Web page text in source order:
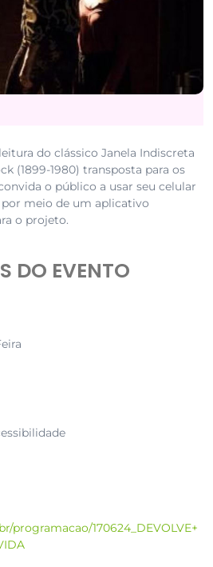
do clássico Janela Indiscreta
(1899-1980) transposta para os
o público a usar seu celular
meio de um aplicativo
o projeto.
DO EVENTO
programacao/170624_DEVOLVE+